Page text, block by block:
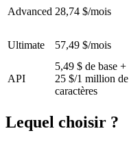
Advanced 28,74 $/mois
Ultimate
57,49 $/mois
API
5,49 $ de base +
25 $/1 million de
caractères
Lequel choisir ?